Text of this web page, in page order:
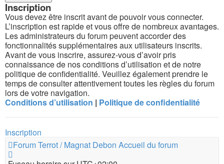
Inscription
Vous devez être inscrit avant de pouvoir vous connecter.
L’inscription est rapide et vous offre de nombreux avantages.
Les administrateurs du forum peuvent accorder des
fonctionnalités supplémentaires aux utilisateurs inscrits.
Avant de vous inscrire, assurez-vous d’avoir pris
connaissance de nos conditions d’utilisation et de notre
politique de confidentialité. Veuillez également prendre le
temps de consulter attentivement toutes les règles du forum
lors de votre navigation.
Conditions d’utilisation | Politique de confidentialité
Inscription
Forum Terrot / Magnat Debon Accueil du forum